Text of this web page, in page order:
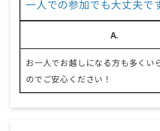
一人での参加でも大丈夫で
A.
お一人でお越しになる方も多くい
のでご安心ください！